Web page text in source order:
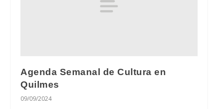
Agenda Semanal de Cultura en
Quilmes
09/09/2024